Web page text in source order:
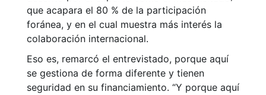
que acapara el 80 % de la participación
foránea, y en el cual muestra más interés la
colaboración internacional.
Eso es, remarcó el entrevistado, porque aquí
se gestiona de forma diferente y tienen
seguridad en su financiamiento. “Y porque aquí